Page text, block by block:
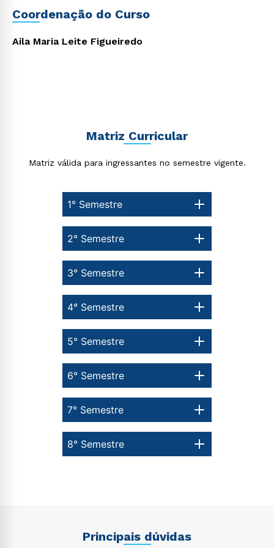
Coordenação do Curso
Aila Maria Leite Figueiredo
Matriz Curricular
Matriz válida para ingressantes no semestre vigente.
1° Semestre
8° Semestre
7° Semestre
6° Semestre
5° Semestre
4° Semestre
3° Semestre
2° Semestre
Principais dúvidas
Rápido e fácil
Política de Privacidade.
envio de conteúdos da Cruzeiro do Sul.